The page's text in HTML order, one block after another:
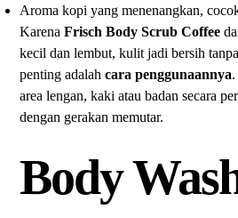
Aroma kopi yang menenangkan,
KarenaFrisch Body Scrub Coffee
kecil dan lembut, kulit jadi bersih
penting adalahcara penggunaannya
area lengan, kaki atau badan secara
dengan gerakan memutar.
Body